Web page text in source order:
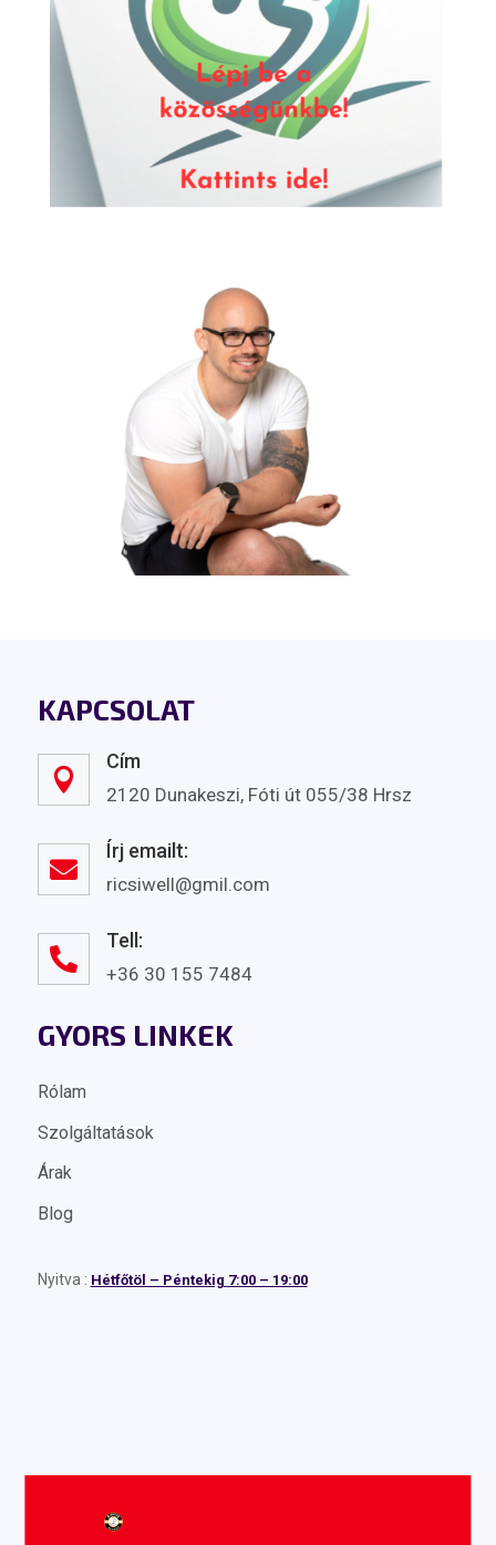
KAPCSOLAT

Cím
2120 Dunakeszi, Fóti út 055/38 Hrsz

Írj emailt:
ricsiwell@gmil.com

Tell:
+36 30 155 7484
GYORS LINKEK
Rólam
Szolgáltatások
Árak
Blog
Nyitva : Hétfőtöl – Péntekig 7:00 – 19:00